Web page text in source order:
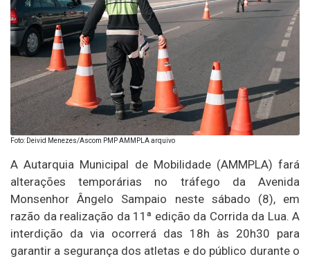
Foto: Deivid Menezes/Ascom PMP AMMPLA arquivo
A Autarquia Municipal de Mobilidade (AMMPLA) fará
alterações temporárias no tráfego da Avenida
Monsenhor Ângelo Sampaio neste sábado (8), em
razão da realização da 11ª edição da Corrida da Lua. A
interdição da via ocorrerá das 18h às 20h30 para
garantir a segurança dos atletas e do público durante o